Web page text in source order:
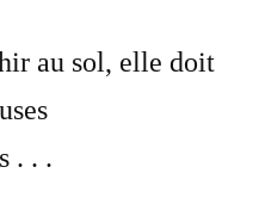
au sol, elle doit
. . .